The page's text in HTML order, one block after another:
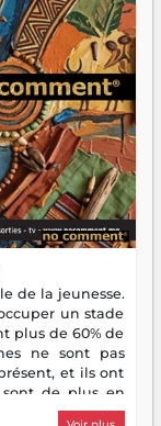
de la jeunesse.
un stade
plus de 60% de
ne sont pas
et ils ont
sont de plus en
— souvent